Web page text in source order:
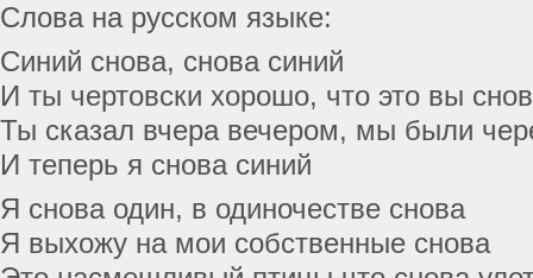
Слова на русском языке:
Синий снова, снова синий
И ты чертовски хорошо, что это вы
Ты сказал вчера вечером, мы были
И теперь я снова синий
Я снова один, в одиночестве снова
Я выхожу на мои собственные снова